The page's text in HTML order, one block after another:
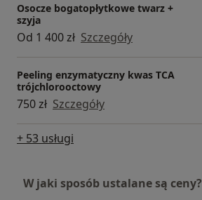
Osocze bogatopłytkowe twarz +
szyja
Od 1 400 zł Szczegóły
Peeling enzymatyczny kwas TCA
trójchlorooctowy
750 zł Szczegóły
+ 53 usługi
W jaki sposób ustalane są ceny?